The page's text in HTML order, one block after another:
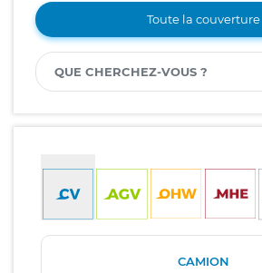
Toute la couverture
CAMION